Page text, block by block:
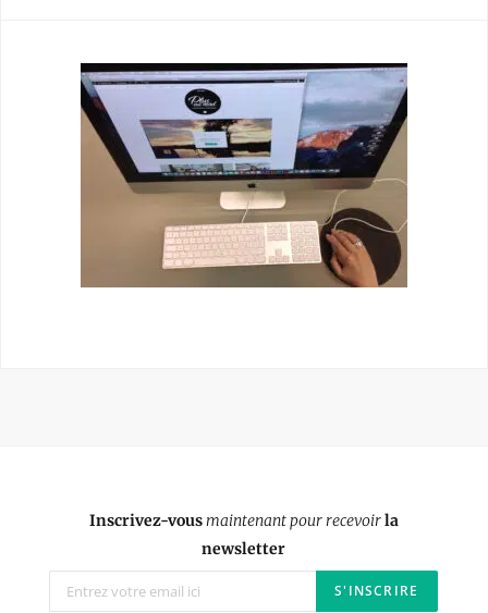
Inscrivez-vousmaintenant pour recevoirla
newsletter